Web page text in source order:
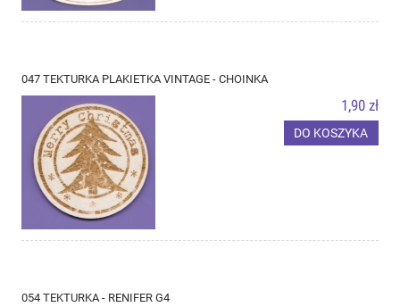
047 TEKTURKA PLAKIETKA VINTAGE - CHOINKA
1,90 zł
DO KOSZYKA
054 TEKTURKA - RENIFER G4